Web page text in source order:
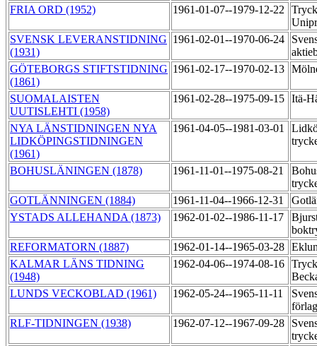
FRIA ORD (1952)
1961-01-07--1979-12-22
SVENSK LEVERANSTIDNING
(1931)
1961-02-01--1970-06-24
GÖTEBORGS STIFTSTIDNING
(1861)
1961-02-17--1970-02-13
SUOMALAISTEN
UUTISLEHTI (1958)
1961-02-28--1975-09-15 Itä-
NYA LÄNSTIDNINGEN NYA
LIDKÖPINGSTIDNINGEN
(1961)
1961-04-05--1981-03-01
BOHUSLÄNINGEN (1878) 1961-11-01--1975-08-21
GOTLÄNNINGEN (1884)
1961-11-04--1966-12-31
YSTADS ALLEHANDA (1873)
1962-01-02--1986-11-17
REFORMATORN (1887)
1962-01-14--1965-03-28
KALMAR LÄNS TIDNING
(1948)
1962-04-06--1974-08-16
LUNDS VECKOBLAD (1961)
1962-05-24--1965-11-11
RLF-TIDNINGEN (1938)
1962-07-12--1967-09-28